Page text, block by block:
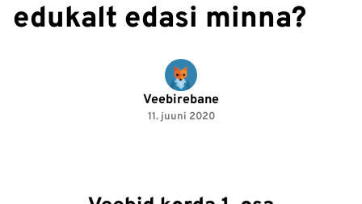
edukalt edasi minna?
Veebirebane
11. juuni 2020